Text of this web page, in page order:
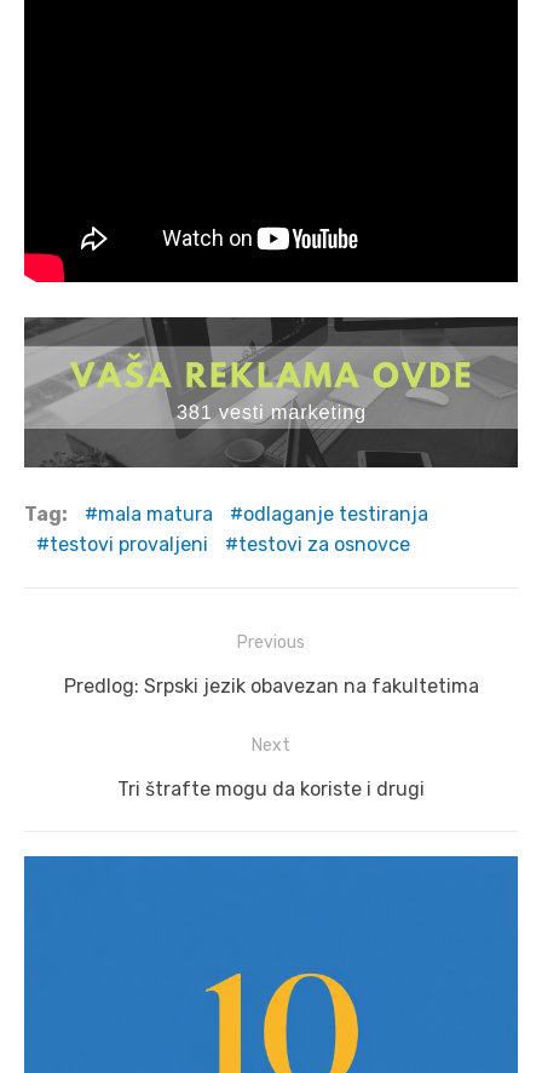
Tag: mala matura
odlaganje testiranja
testovi provaljeni
testovi za osnovce
navigation
Previous
Previous
Predlog: Srpski jezik obavezan na fakultetima
Next
Next
Tri štrafte mogu da koriste i drugi